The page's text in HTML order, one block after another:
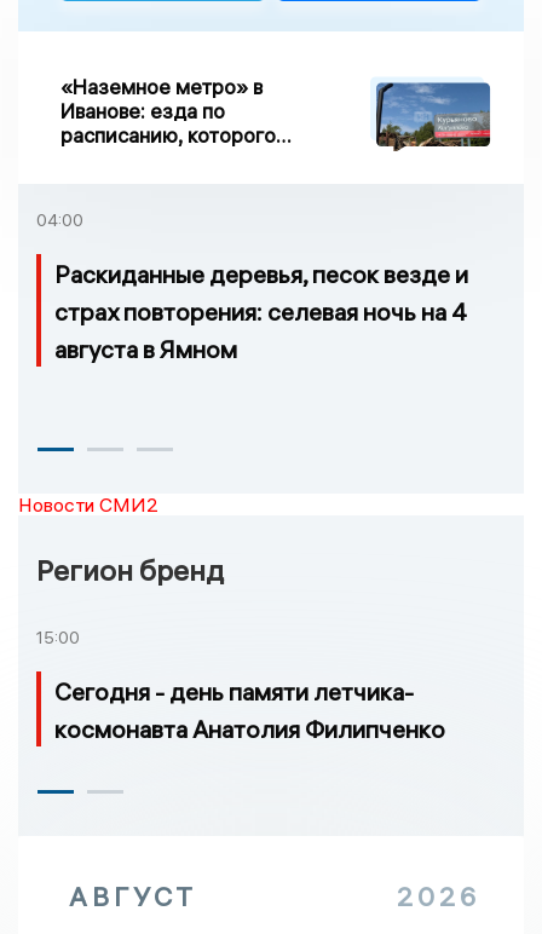
«Наземное метро» в
Иванове: езда по
расписанию, которого
04:00
Раскиданные деревья, песок везде и
страх повторения: селевая ночь на 4
августа в Ямном
Новости СМИ2
Регион бренд
15:00
Сегодня - день памяти летчика-
космонавта Анатолия Филипченко
АВГУСТ 2026